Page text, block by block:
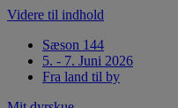
Videre til indhold
Sæson 144
5. - 7. Juni 2026
Fra land til by